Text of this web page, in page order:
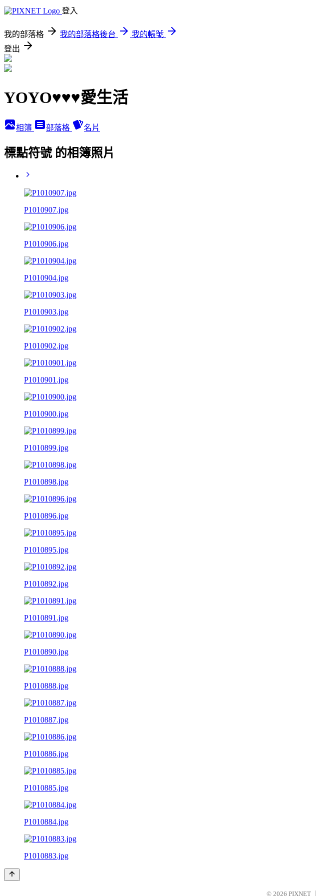
登入
我的部落格 我的部落格後台
我的帳號
登出
YOYO♥♥♥愛生活
相簿 部落格 名片
標點符號 的相簿照片
P1010907.jpg
P1010906.jpg
P1010904.jpg
P1010903.jpg
P1010902.jpg
P1010901.jpg
P1010900.jpg
P1010899.jpg
P1010898.jpg
P1010896.jpg
P1010895.jpg
P1010892.jpg
P1010891.jpg
P1010890.jpg
P1010888.jpg
P1010887.jpg
P1010886.jpg
P1010885.jpg
P1010884.jpg
P1010883.jpg
© 2026 PIXNET